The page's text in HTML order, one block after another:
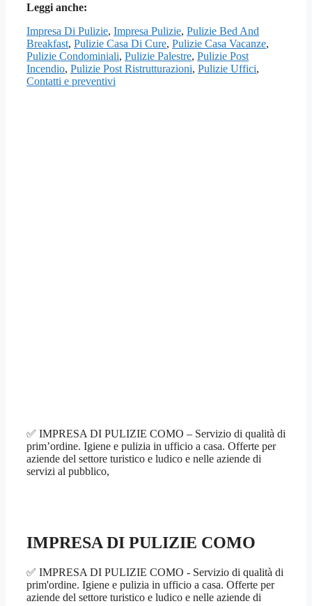
Leggi anche:
Impresa Di Pulizie, Impresa Pulizie, Pulizie Bed And
Breakfast, Pulizie Casa Di Cure, Pulizie Casa Vacanze,
Pulizie Condominiali, Pulizie Palestre, Pulizie Post
Incendio, Pulizie Post Ristrutturazioni, Pulizie Uffici,
Contatti e preventivi
✅ IMPRESA DI PULIZIE COMO – Servizio di qualità di
prim’ordine. Igiene e pulizia in ufficio a casa. Offerte per
aziende del settore turistico e ludico e nelle aziende di
servizi al pubblico,
IMPRESA DI PULIZIE COMO
✅ IMPRESA DI PULIZIE COMO - Servizio di qualità di
prim'ordine. Igiene e pulizia in ufficio a casa. Offerte per
aziende del settore turistico e ludico e nelle aziende di